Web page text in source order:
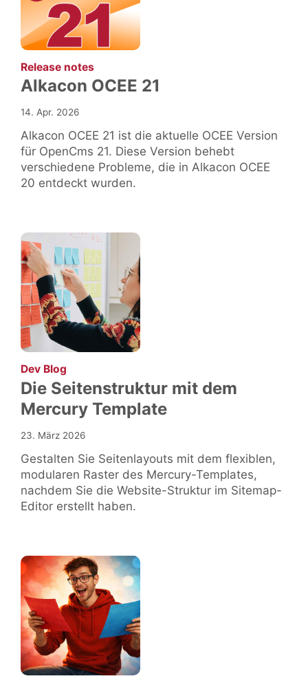
Release notes:
Alkacon OCEE 21
14. Apr. 2026
Alkacon OCEE 21 ist die aktuelle OCEE Version
für OpenCms 21. Diese Version behebt
verschiedene Probleme, die in Alkacon OCEE
20 entdeckt wurden.
Dev Blog
Die Seitenstruktur mit dem
Mercury Template
23. März 2026
Gestalten Sie Seitenlayouts mit dem flexiblen,
modularen Raster des Mercury-Templates,
nachdem Sie die Website-Struktur im Sitemap-
Editor erstellt haben.